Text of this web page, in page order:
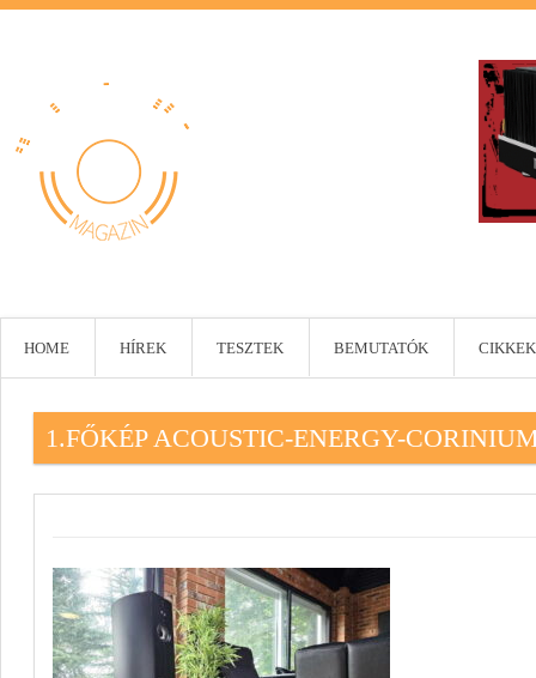
HOME HÍREK TESZTEK BEMUTATÓK CIKKEK
1.FŐKÉP ACOUSTIC-ENERGY-